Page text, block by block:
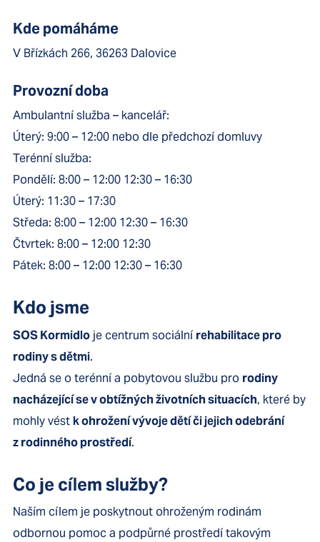
Kde pomáháme
V Břízkách 266, 36263 Dalovice
Provozní doba
Ambulantní služba – kancelář:
Úterý: 9:00 – 12:00 nebo dle předchozí domluvy
Terénní služba:
Pondělí: 8:00 – 12:00 12:30 – 16:30
Úterý: 11:30 – 17:30
Středa: 8:00 – 12:00 12:30 – 16:30
Čtvrtek: 8:00 – 12:00 12:30
Pátek: 8:00 – 12:00 12:30 – 16:30
Kdo jsme
SOS Kormidlo je centrum sociálnírehabilitace pro
rodiny s dětmi.
Jedná se o terénní a pobytovou službu pro rodiny
nacházející se v obtížných životních situacích, které by
mohly vést k ohrožení vývoje dětí či jejich odebrání
z rodinného prostředí.
Co je cílem služby?
Naším cílem je poskytnout ohroženým rodinám
odbornou pomoc a podpůrné prostředí takovým